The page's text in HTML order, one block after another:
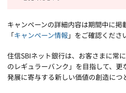
キャンペーンの詳細内容は期間中に掲
「キャンペーン情報 」をご確認くださ
住信SBIネット銀行は、お客さまに常
のレギュラーバンク」を目指して、
発展に寄与する新しい価値の創造につ